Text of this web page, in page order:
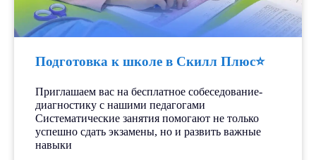
Подготовка к школе в Скилл Плюс⭐️
Приглашаем вас на бесплатное собеседование-
диагностику с нашими педагогами
Систематические занятия помогают не только
успешно сдать экзамены, но и развить важные
навыки